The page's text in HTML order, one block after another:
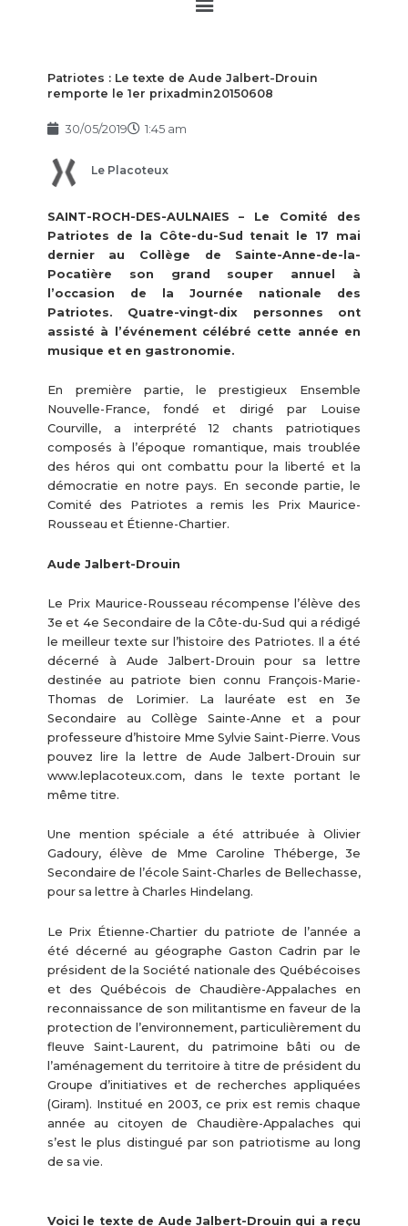
Patriotes : Le texte de Aude Jalbert-Drouin
remporte le 1er prixadmin20150608
30/05/2019 1:45 am
Le Placoteux
SAINT-ROCH-DES-AULNAIES – Le Comité des
Patriotes de la Côte-du-Sud tenait le 17 mai
dernier au Collège de Sainte-Anne-de-la-
Pocatière son grand souper annuel à
l’occasion de la Journée nationale des
Patriotes. Quatre-vingt-dix personnes ont
assisté à l’événement célébré cette année en
musique et en gastronomie.
En première partie, le prestigieux Ensemble
Nouvelle-France, fondé et dirigé par Louise
Courville, a interprété 12 chants patriotiques
composés à l’époque romantique, mais troublée
des héros qui ont combattu pour la liberté et la
démocratie en notre pays. En seconde partie, le
Comité des Patriotes a remis les Prix Maurice-
Rousseau et Étienne-Chartier.
Aude Jalbert-Drouin
Le Prix Maurice-Rousseau récompense l’élève des
3e et 4e Secondaire de la Côte-du-Sud qui a rédigé
le meilleur texte sur l’histoire des Patriotes. Il a été
décerné à Aude Jalbert-Drouin pour sa lettre
destinée au patriote bien connu François-Marie-
Thomas de Lorimier. La lauréate est en 3e
Secondaire au Collège Sainte-Anne et a pour
professeure d’histoire Mme Sylvie Saint-Pierre. Vous
pouvez lire la lettre de Aude Jalbert-Drouin sur
www.leplacoteux.com, dans le texte portant le
même titre.
Une mention spéciale a été attribuée à Olivier
Gadoury, élève de Mme Caroline Théberge, 3e
Secondaire de l’école Saint-Charles de Bellechasse,
pour sa lettre à Charles Hindelang.
Le Prix Étienne-Chartier du patriote de l’année a
été décerné au géographe Gaston Cadrin par le
président de la Société nationale des Québécoises
et des Québécois de Chaudière-Appalaches en
reconnaissance de son militantisme en faveur de la
protection de l’environnement, particulièrement du
fleuve Saint-Laurent, du patrimoine bâti ou de
l’aménagement du territoire à titre de président du
Groupe d’initiatives et de recherches appliquées
(Giram). Institué en 2003, ce prix est remis chaque
année au citoyen de Chaudière-Appalaches qui
s’est le plus distingué par son patriotisme au long
de sa vie.
Voici le texte de Aude Jalbert-Drouin qui a reçu